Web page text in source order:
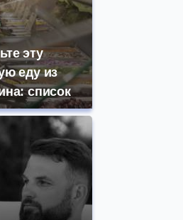
эту
еду из
список